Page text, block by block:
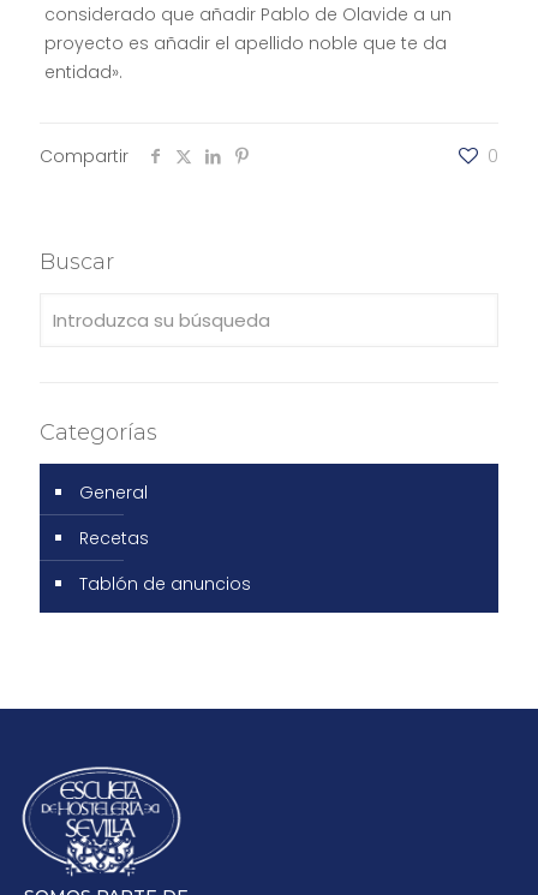
considerado que añadir Pablo de Olavide a un
proyecto es añadir el apellido noble que te da
entidad».
Compartir 0
Buscar
Categorías
General
Recetas
Tablón de anuncios